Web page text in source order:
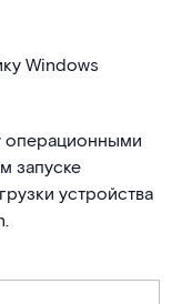
Windows
операционными
запуске
устройства